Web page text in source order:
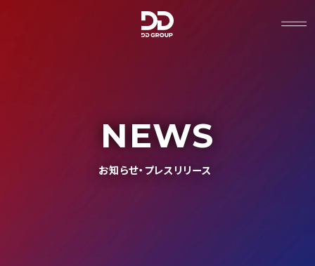
NEWS
お知らせ・プレスリリース